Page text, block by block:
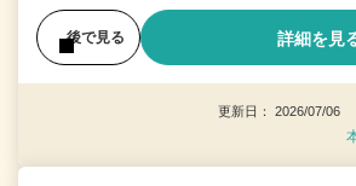
後で見る 詳細を見
更新日： 2026/07/06